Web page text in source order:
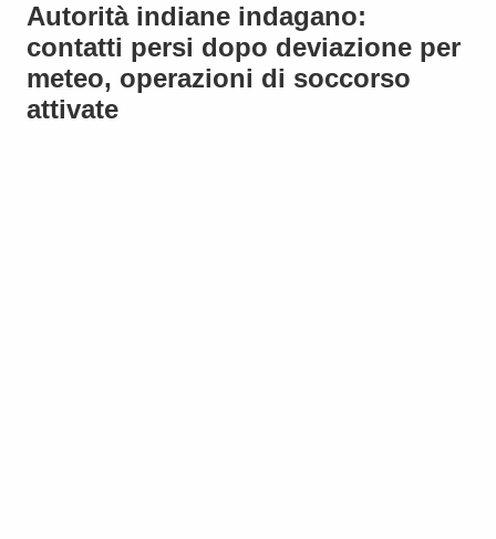
Autorità indiane indagano:
contatti persi dopo deviazione per
meteo, operazioni di soccorso
attivate